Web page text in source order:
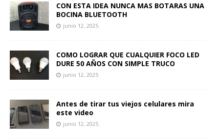
CON ESTA IDEA NUNCA MAS BOTARAS UNA
BOCINA BLUETOOTH
junio 12, 2025
COMO LOGRAR QUE CUALQUIER FOCO LED
DURE 50 AÑOS CON SIMPLE TRUCO
junio 12, 2025
Antes de tirar tus viejos celulares mira
este video
junio 12, 2025